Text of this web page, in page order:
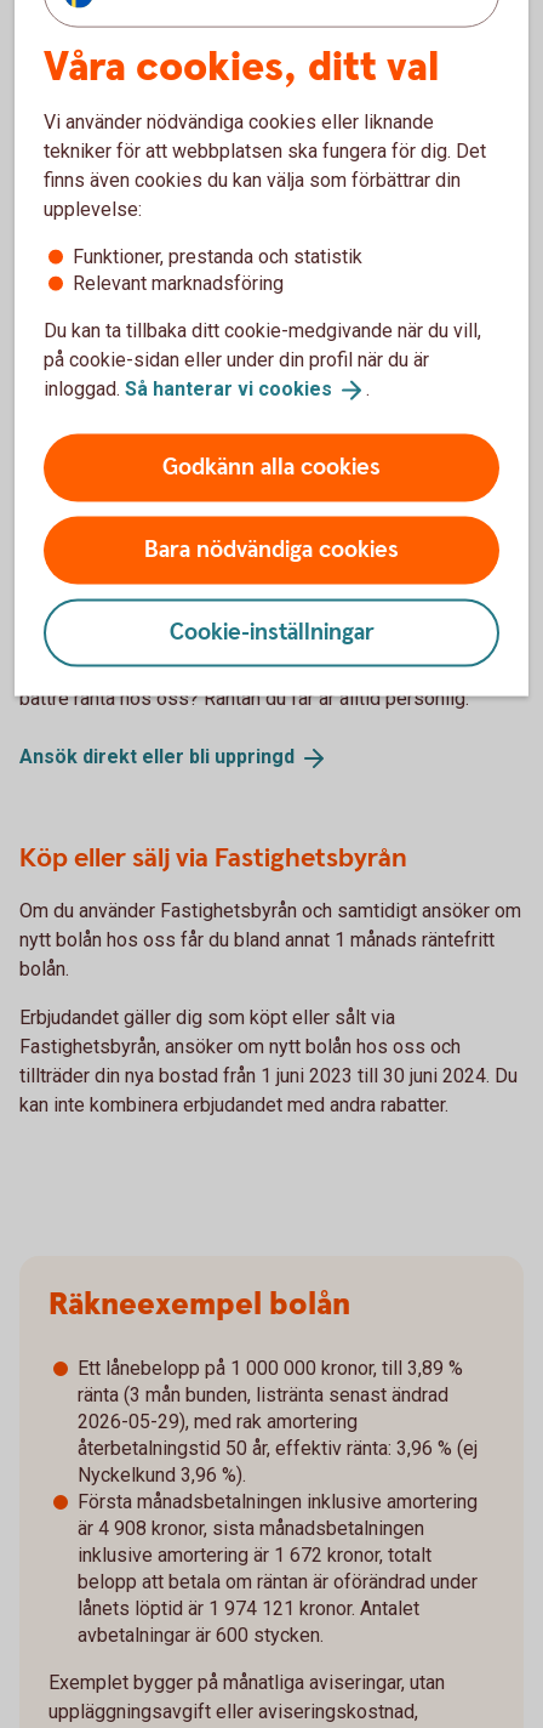
Räkneexempel Överbryggningslån
Ett överbryggningslån kan erbjudas under tiden mellan köp
av en ny bostad och försäljning av den befintliga bostaden
om max sex månader. Återbetalas i sin helhet senast per
frånträdesdagen av befintlig bostad. Erbjudandet gäller
efter sedvanlig kreditprövning.
Ett lån på 1 000 000 kronor med en exempelränta på
(gäller under perioden 1 november 2023 fram till 30 juni
kronor, uppläggningsavgift 0 kronor, ger en effektiv ränta på
0 %. Totalt belopp att betala under lånets löptid: 1 000 000
kronor. Antalet betalningar är en (1).
1
Erbjudandet gäller för befintliga bolånekunder.
Tillbaka
Har du bolån någon annanstans?
Har du bolån hos annan bank och vill se om du kan få en
bättre ränta hos oss? Räntan du får är alltid personlig.
Ansök direkt eller bli uppringd
Köp eller sälj via Fastighetsbyrån
Om du använder Fastighetsbyrån och samtidigt ansöker om
nytt bolån hos oss får du bland annat 1 månads räntefritt
bolån.
Erbjudandet gäller dig som köpt eller sålt via
Fastighetsbyrån, ansöker om nytt bolån hos oss och
tillträder din nya bostad från 1 juni 2023 till 30 juni 2024. Du
kan inte kombinera erbjudandet med andra rabatter.
Räkneexempel bolån
Ett lånebelopp på 1 000 000 kronor, till 3,89 %
ränta (3 mån bunden, listränta senast ändrad
2026-05-29), med rak amortering
återbetalningstid 50 år, effektiv ränta: 3,96 % (ej
Nyckelkund 3,96 %).
Första månadsbetalningen inklusive amortering
är 4 908 kronor, sista månadsbetalningen
inklusive amortering är 1 672 kronor, totalt
belopp att betala om räntan är oförändrad under
lånets löptid är 1 974 121 kronor. Antalet
avbetalningar är 600 stycken.
Exemplet bygger på månatliga aviseringar, utan
uppläggningsavgift eller aviseringskostnad,
Våra cookies, ditt val
Vi använder nödvändiga cookies eller liknande
tekniker för att webbplatsen ska fungera för dig. Det
finns även cookies du kan välja som förbättrar din
upplevelse:
Funktioner, prestanda och statistik
Relevant marknadsföring
Du kan ta tillbaka ditt cookie-medgivande när du vill,
på cookie-sidan eller under din profil när du är
inloggad. Så hanterar vi cookies .
Godkänn alla cookies
Bara nödvändiga cookies
Cookie-inställningar